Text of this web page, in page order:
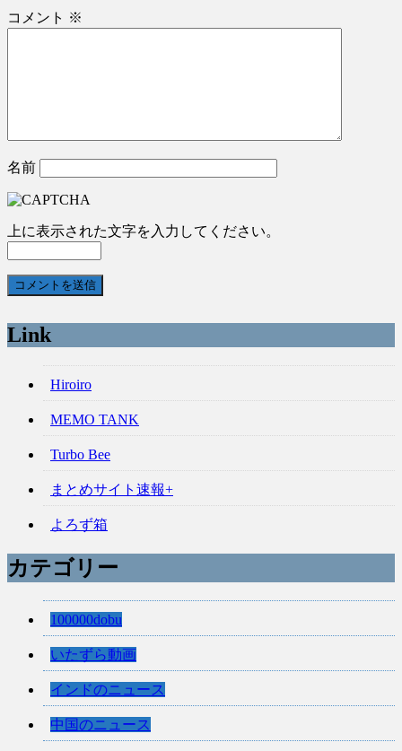
コメント ※
名前
上に表示された文字を入力してください。
Link
Hiroiro
MEMO TANK
Turbo Bee
まとめサイト速報+
よろず箱
カテゴリー
100000dobu
いたずら動画
インドのニュース
中国のニュース